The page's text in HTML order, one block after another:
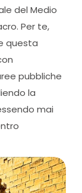
del Medio
Per te,
questa
pubbliche
la
mai